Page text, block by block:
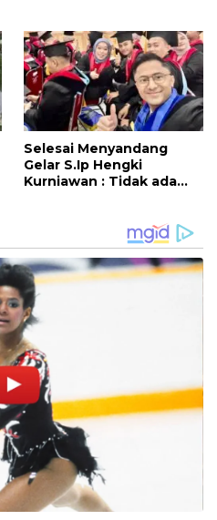
Depan
Selesai Menyandang
Gelar S.Ip Hengki
Kurniawan : Tidak ada